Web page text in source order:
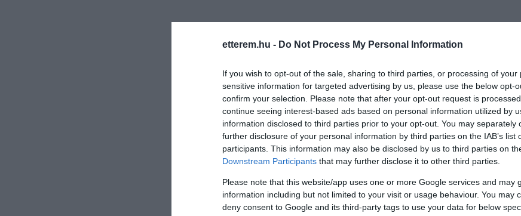
etterem.hu - Do Not Process My Personal Information
If you wish to opt-out of the sale, sharing to third parties, or processing of your
sensitive information for targeted advertising by us, please use the below opt-
confirm your selection. Please note that after your opt-out request is
continue seeing interest-based ads based on personal information utilized by
information disclosed to third parties prior to your opt-out. You may separately
further disclosure of your personal information by third parties on the IAB’s list
participants. This information may also be disclosed by us to third parties on
Downstream Participants that may further disclose it to other third parties.
Please note that this website/app uses one or more Google services and may
information including but not limited to your visit or usage behaviour. You may
deny consent to Google and its third-party tags to use your data for below